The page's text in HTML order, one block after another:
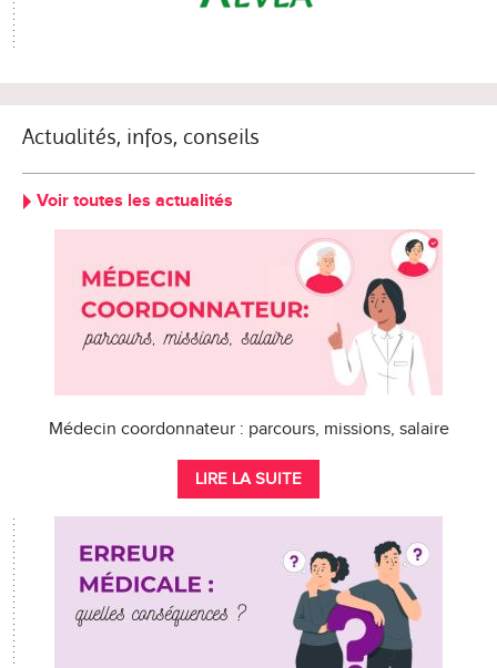
Actualités, infos, conseils
Voir toutes les actualités
Médecin coordonnateur : parcours, missions, salaire
LIRE LA SUITE